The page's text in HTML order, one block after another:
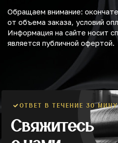
Обращаем внимание:
от объема заказа, условий
Информация на сайте носит
является публичной офертой.
ОТВЕТ В ТЕЧЕНИЕ 30
Свяжитесь